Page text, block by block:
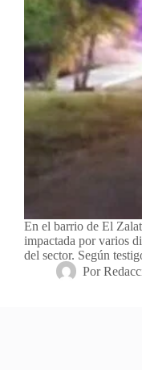
En el barrio de El
impactada por varios
del sector. Según
Por